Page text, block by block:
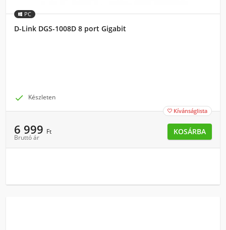
PC
D-Link DGS-1008D 8 port Gigabit
 Készleten
 Kívánságlista
6 999 Ft
Bruttó ár
KOSÁRBA